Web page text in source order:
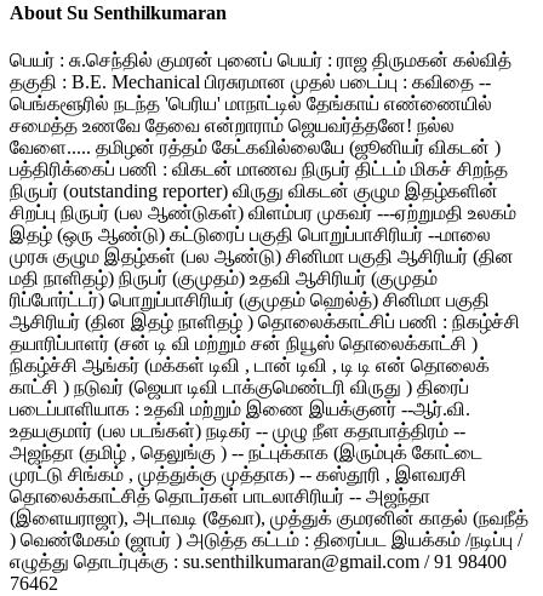
About Su Senthilkumaran
பெயர் : சு.செந்தில் குமரன் புனைப் பெயர் : ராஜ திருமகன் கல்வித்
தகுதி : B.E. Mechanical பிரசுரமான முதல் படைப்பு : கவிதை --
பெங்களூரில் நடந்த 'பெரிய' மாநாட்டில் தேங்காய் எண்ணையில்
சமைத்த உணவே தேவை என்றாராம் ஜெயவர்த்தனே! நல்ல
வேளை..... தமிழன் ரத்தம் கேட்கவில்லையே (ஜூனியர் விகடன் )
பத்திரிக்கைப் பணி : விகடன் மாணவ நிருபர் திட்டம் மிகச் சிறந்த
நிருபர் (outstanding reporter) விருது விகடன் குழும இதழ்களின்
சிறப்பு நிருபர் (பல ஆண்டுகள்) விளம்பர முகவர் ---ஏற்றுமதி உலகம்
இதழ் (ஒரு ஆண்டு) கட்டுரைப் பகுதி பொறுப்பாசிரியர் --மாலை
முரசு குழும இதழ்கள் (பல ஆண்டு) சினிமா பகுதி ஆசிரியர் (தின
மதி நாளிதழ்) நிருபர் (குமுதம்) உதவி ஆசிரியர் (குமுதம்
ரிப்போர்ட்டர்) பொறுப்பாசிரியர் (குமுதம் ஹெல்த்) சினிமா பகுதி
ஆசிரியர் (தின இதழ் நாளிதழ் ) தொலைக்காட்சிப் பணி : நிகழ்ச்சி
தயாரிப்பாளர் (சன் டி வி மற்றும் சன் நியூஸ் தொலைக்காட்சி )
நிகழ்ச்சி ஆங்கர் (மக்கள் டிவி , டான் டிவி , டி டி என் தொலைக்
காட்சி ) நடுவர் (ஜெயா டிவி டாக்குமெண்டரி விருது ) திரைப்
படைப்பாளியாக : உதவி மற்றும் இணை இயக்குனர் --ஆர்.வி.
உதயகுமார் (பல படங்கள்) நடிகர் -- முழு நீள கதாபாத்திரம் --
அஜந்தா (தமிழ் , தெலுங்கு ) -- நட்புக்காக (இரும்புக் கோட்டை
முரட்டு சிங்கம் , முத்துக்கு முத்தாக) -- கஸ்தூரி , இளவரசி
தொலைக்காட்சித் தொடர்கள் பாடலாசிரியர் -- அஜந்தா
(இளையராஜா), அடாவடி (தேவா), முத்துக் குமரனின் காதல் (நவநீத்
) வெண்மேகம் (ஜாபர் ) அடுத்த கட்டம் : திரைப்பட இயக்கம் /நடிப்பு /
எழுத்து தொடர்புக்கு : su.senthilkumaran@gmail.com / 91 98400
76462